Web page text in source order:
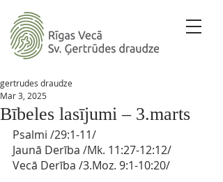
Bībeles lasījumi – 3.marts
gertrudes draudze
Mar 3, 2025
Psalmi /29:1-11/
Jaunā Derība /Mk. 11:27-12:12/
Vecā Derība /3.Moz. 9:1-10:20/